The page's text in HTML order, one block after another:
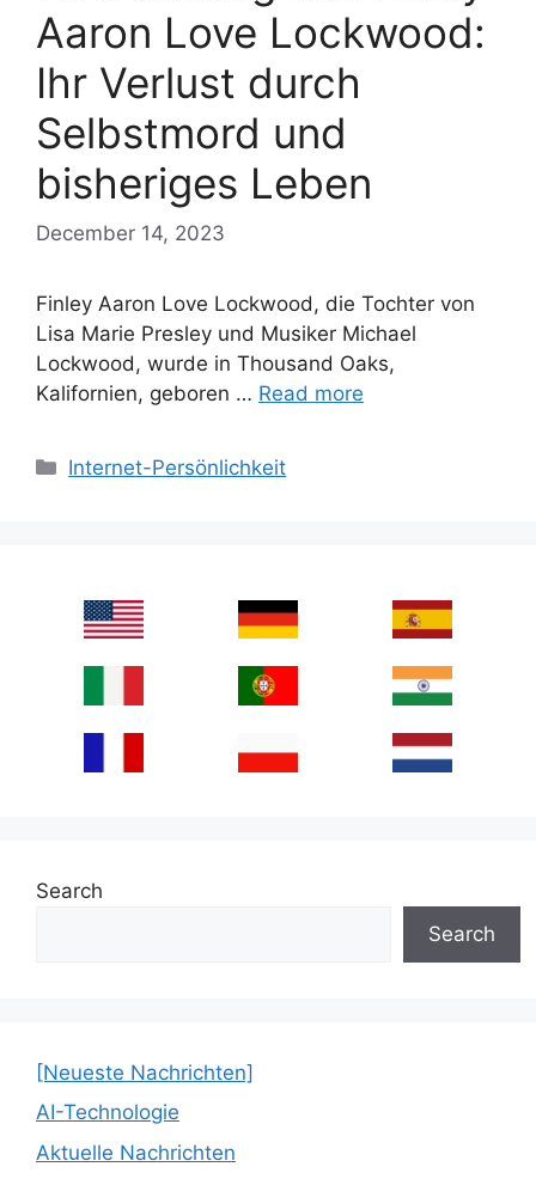
Aaron Love Lockwood:
Ihr Verlust durch
Selbstmord und
bisheriges Leben
December 14, 2023
Finley Aaron Love Lockwood, die Tochter von
Lisa Marie Presley und Musiker Michael
Lockwood, wurde in Thousand Oaks,
Kalifornien, geboren … Read more
Categories
Internet-Persönlichkeit
Search
Search
[Neueste Nachrichten]
AI-Technologie
Aktuelle Nachrichten